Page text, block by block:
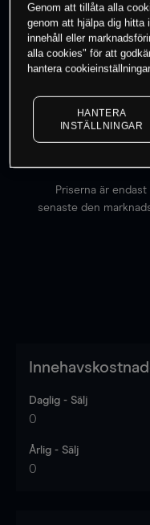
0% av
instrument
Priserna är endast
senaste den
Daglig - Sälj
0
Årlig - Sälj
0
Genom att tillåta alla
genom att hjälpa dig hitta
innehåll eller
alla cookies" för att
hantera
HANTERA
INSTÄLLNINGAR